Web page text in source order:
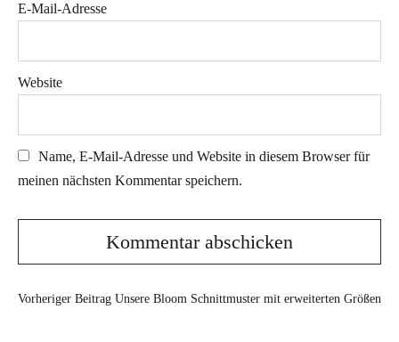
E-Mail-Adresse
Website
Name, E-Mail-Adresse und Website in diesem Browser für
meinen nächsten Kommentar speichern.
Vorheriger Beitrag Unsere Bloom Schnittmuster mit erweiterten Größen